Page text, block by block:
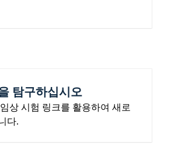
탐구하십시오
상 시험 링크를 활용하여 새로
다.